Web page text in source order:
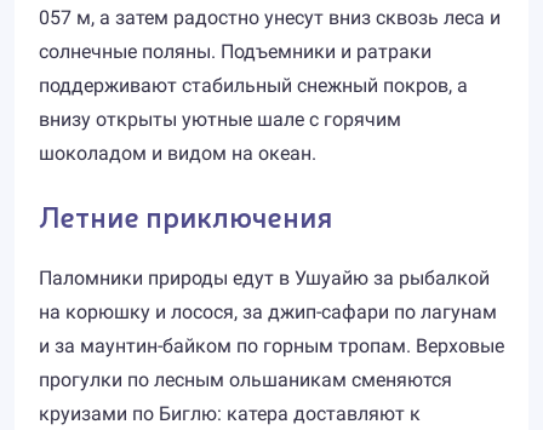
057 м, а затем радостно унесут вниз сквозь леса и
солнечные поляны. Подъемники и ратраки
поддерживают стабильный снежный покров, а
внизу открыты уютные шале с горячим
шоколадом и видом на океан.
Летние приключения
Паломники природы едут в Ушуайю за рыбалкой
на корюшку и лосося, за джип-сафари по лагунам
и за маунтин-байком по горным тропам. Верховые
прогулки по лесным ольшаникам сменяются
круизами по Биглю: катера доставляют к